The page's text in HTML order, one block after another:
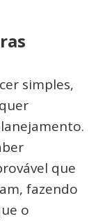
simples,
que
fazendo
o